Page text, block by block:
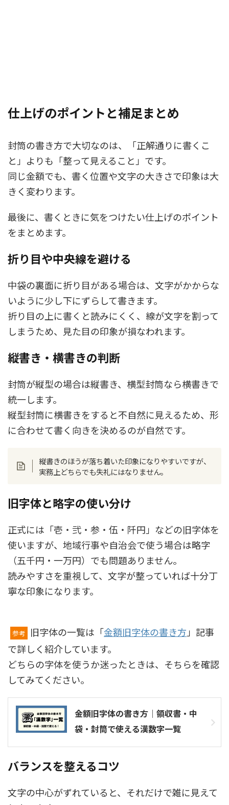
仕上げのポイントと補足まとめ
封筒の書き方で大切なのは、「正解通りに書くこ
と」よりも「整って見えること」です。
同じ金額でも、書く位置や文字の大きさで印象は大
きく変わります。
最後に、書くときに気をつけたい仕上げのポイント
をまとめます。
折り目や中央線を避ける
中袋の裏面に折り目がある場合は、文字がかからな
いように少し下にずらして書きます。
折り目の上に書くと読みにくく、線が文字を割って
しまうため、見た目の印象が損なわれます。
縦書き・横書きの判断
封筒が縦型の場合は縦書き、横型封筒なら横書きで
統一します。
縦型封筒に横書きをすると不自然に見えるため、形
に合わせて書く向きを決めるのが自然です。
縦書きのほうが落ち着いた印象になりやすいですが、
実務上どちらでも失礼にはなりません。
旧字体と略字の使い分け
正式には「壱・弐・参・伍・阡円」などの旧字体を
使いますが、地域行事や自治会で使う場合は略字
（五千円・一万円）でも問題ありません。
読みやすさを重視して、文字が整っていれば十分丁
寧な印象になります。
参考 旧字体の一覧は「金額旧字体の書き方」記事
で詳しく紹介しています。
どちらの字体を使うか迷ったときは、そちらを確認
してみてください。
金額旧字体の書き方｜領収書・中
袋・封筒で使える漢数字一覧
バランスを整えるコツ
文字の中心がずれていると、それだけで雑に見えて